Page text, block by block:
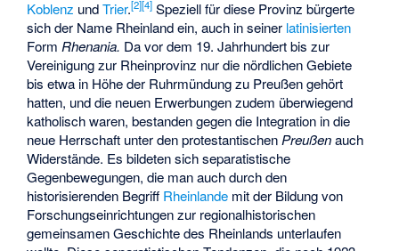
Koblenz undTrier.[2][4] Speziell für diese Provinz bürgerte
sich der Name Rheinland ein, auch in seiner latinisierten
Form Rhenania. Da vor dem 19. Jahrhundert bis zur
Vereinigung zur Rheinprovinz nur die nördlichen Gebiete
bis etwa in Höhe der Ruhrmündung zu Preußen gehört
hatten, und die neuen Erwerbungen zudem überwiegend
katholisch waren, bestanden gegen die Integration in die
neue Herrschaft unter den protestantischen Preußenauch
Widerstände. Es bildeten sich separatistische
Gegenbewegungen, die man auch durch den
historisierenden Begriff Rheinlande mit der Bildung von
Forschungseinrichtungen zur regionalhistorischen
gemeinsamen Geschichte des Rheinlands unterlaufen